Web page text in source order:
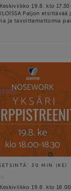
19.8. klo
Paljon
ja tavoittamattomia
30 MIN (KE)
19.8. klo